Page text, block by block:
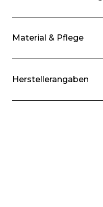
Material & Pflege
Herstellerangaben